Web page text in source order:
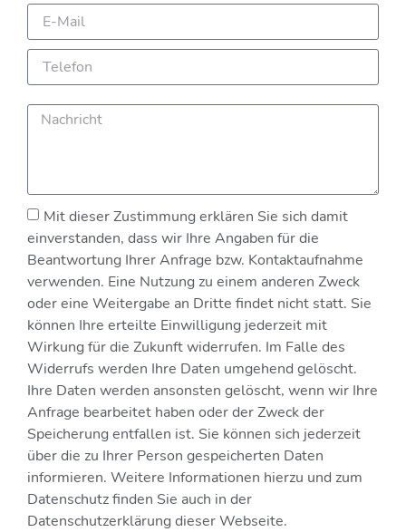
Mit dieser Zustimmung erklären Sie sich damit
einverstanden, dass wir Ihre Angaben für die
Beantwortung Ihrer Anfrage bzw. Kontaktaufnahme
verwenden. Eine Nutzung zu einem anderen Zweck
oder eine Weitergabe an Dritte findet nicht statt. Sie
können Ihre erteilte Einwilligung jederzeit mit
Wirkung für die Zukunft widerrufen. Im Falle des
Widerrufs werden Ihre Daten umgehend gelöscht.
Ihre Daten werden ansonsten gelöscht, wenn wir Ihre
Anfrage bearbeitet haben oder der Zweck der
Speicherung entfallen ist. Sie können sich jederzeit
über die zu Ihrer Person gespeicherten Daten
informieren. Weitere Informationen hierzu und zum
Datenschutz finden Sie auch in der
Datenschutzerklärung dieser Webseite.